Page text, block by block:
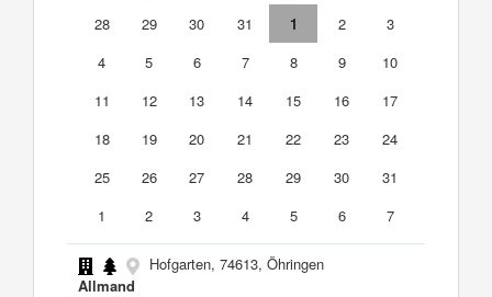
28
29 30 31 1 2
3
4
5 6 7 8 9
10
11
12 13 14 15 16
17
18
19 20 21 22 23
24
25
26 27 28 29 30
31
1
2 3 4 5 6 7
Hofgarten, 74613, Öhringen
Allmand